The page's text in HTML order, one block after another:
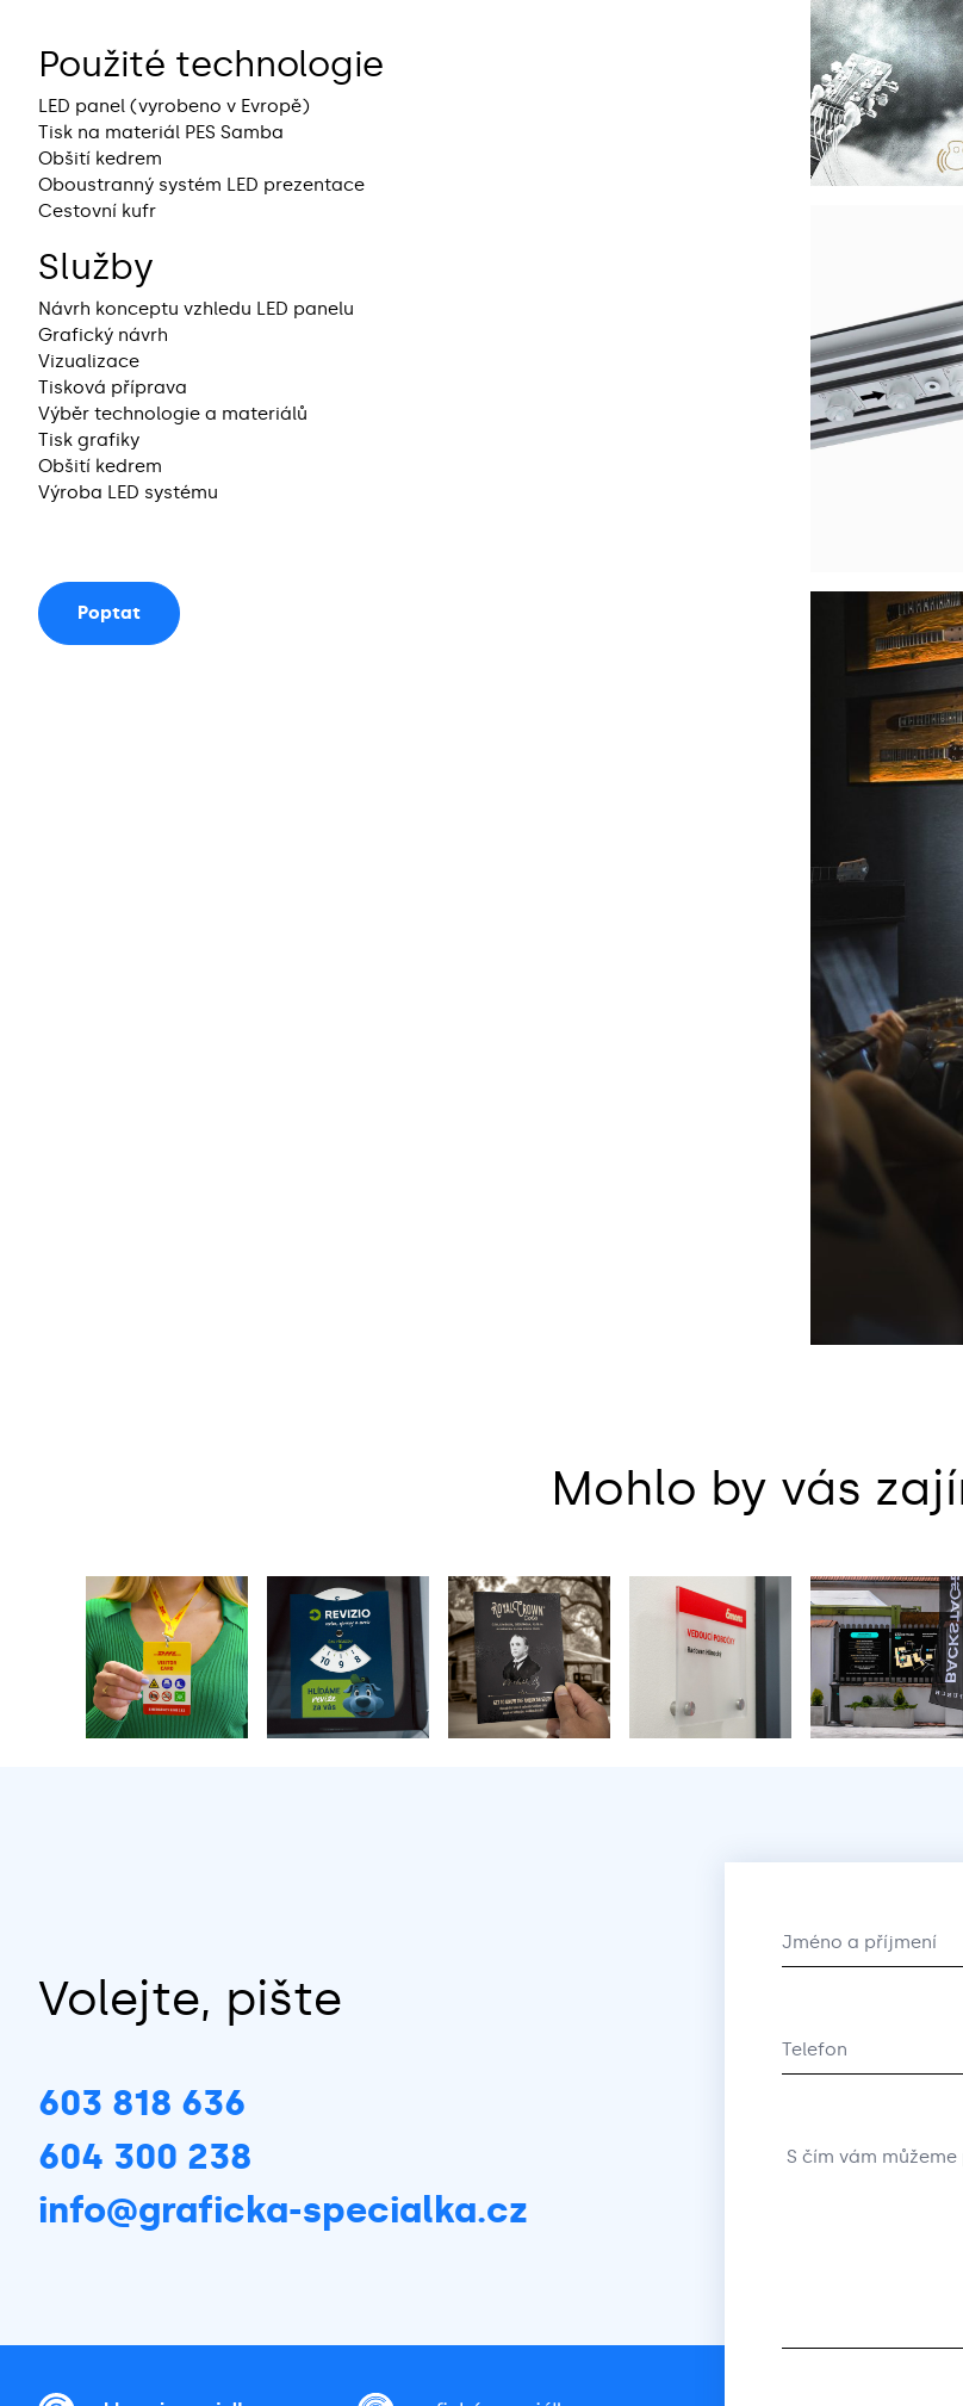
Použité technologie
LED panel (vyrobeno v Evropě)
Tisk na materiál PES Samba
Obšití kedrem
Oboustranný systém LED prezentace
Cestovní kufr
Služby
Návrh konceptu vzhledu LED panelu
Grafický návrh
Vizualizace
Tisková příprava
Výběr technologie a materiálů
Tisk grafiky
Obšití kedrem
Výroba LED systému
Poptat
Mohlo by vás
Volejte, pište
603 818 636
604 300 238
info@graficka-specialka.cz